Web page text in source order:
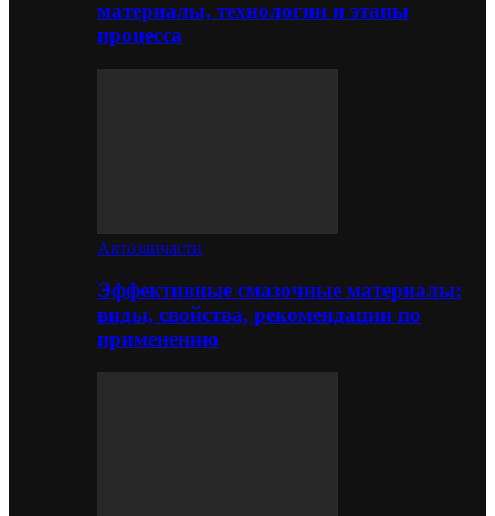
материалы, технологии и этапы
процесса
Автозапчасти
Эффективные смазочные материалы:
виды, свойства, рекомендации по
применению